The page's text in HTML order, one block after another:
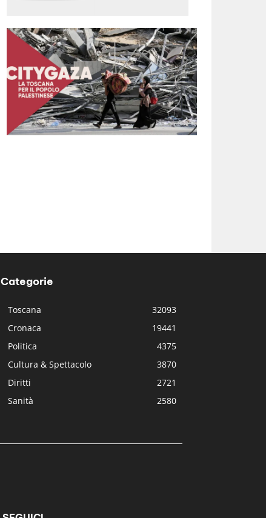
Categorie
Toscana
32093
Cronaca
19441
Politica
4375
Cultura & Spettacolo
3870
Diritti
2721
Sanità
2580